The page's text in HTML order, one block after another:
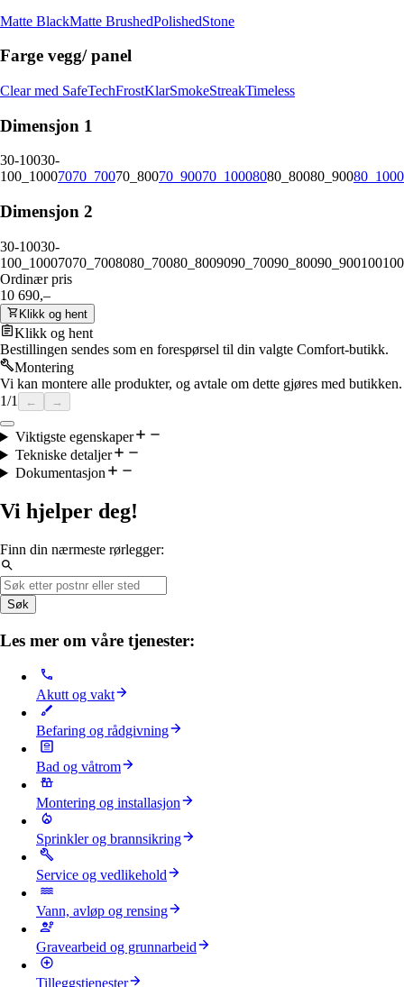
Matte BlackMatte BrushedPolishedStone
Farge vegg/ panel
Clear med SafeTechFrostKlarSmokeStreakTimeless
Dimensjon 1
30-10030-
100_10007070_70070_80070_90070_10008080_80080_90080_1000
Dimensjon 2
30-10030-
100_10007070_7008080_70080_8009090_70090_80090_900100
Ordinær pris
10 690,–
Klikk og hent
Klikk og hent
Bestillingen sendes som en forespørsel til din valgte Comfort-butikk.
Montering
Vi kan montere alle produkter, og avtale om dette gjøres med butikken.
1/1 ← →
Viktigste egenskaper
Tekniske detaljer
Dokumentasjon
Vi hjelper deg!
Finn din nærmeste rørlegger:
Søk
Les mer om våre tjenester:
Akutt og vakt
Befaring og rådgivning
Bad og våtrom
Montering og installasjon
Sprinkler og brannsikring
Service og vedlikehold
Vann, avløp og rensing
Gravearbeid og grunnarbeid
Tilleggstjenester